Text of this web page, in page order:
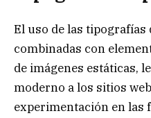
El uso de las tipografías
combinadas con
de imágenes estáticas,
moderno a los sitios
experimentación en las